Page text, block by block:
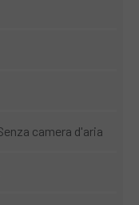
camera d'aria